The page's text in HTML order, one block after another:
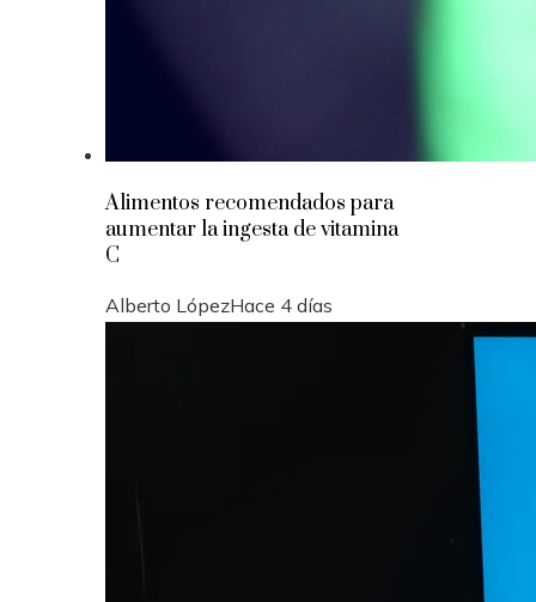
Alimentos recomendados para
aumentar la ingesta de vitamina
C
Alberto LópezHace 4 días